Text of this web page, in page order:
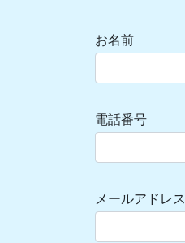
お名前
電話番号
メールアドレス